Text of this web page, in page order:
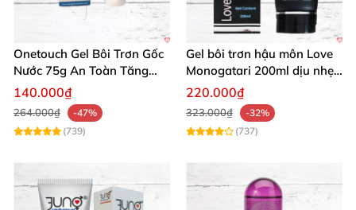
Onetouch Gel Bôi Trơn Gốc
Nước 75g An Toàn Tăng
Khoái Cảm
140.000₫
264.000₫
-47%
(739)
Gel bôi trơn hậu môn Love
Monogatari 200ml dịu nhẹ,
an toàn
220.000₫
323.000₫
-32%
(737)